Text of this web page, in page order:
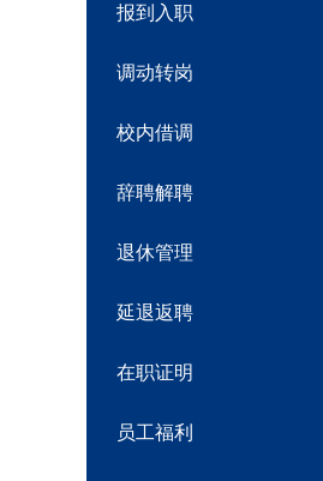
报到入职
调动转岗
校内借调
辞聘解聘
退休管理
延退返聘
在职证明
员工福利